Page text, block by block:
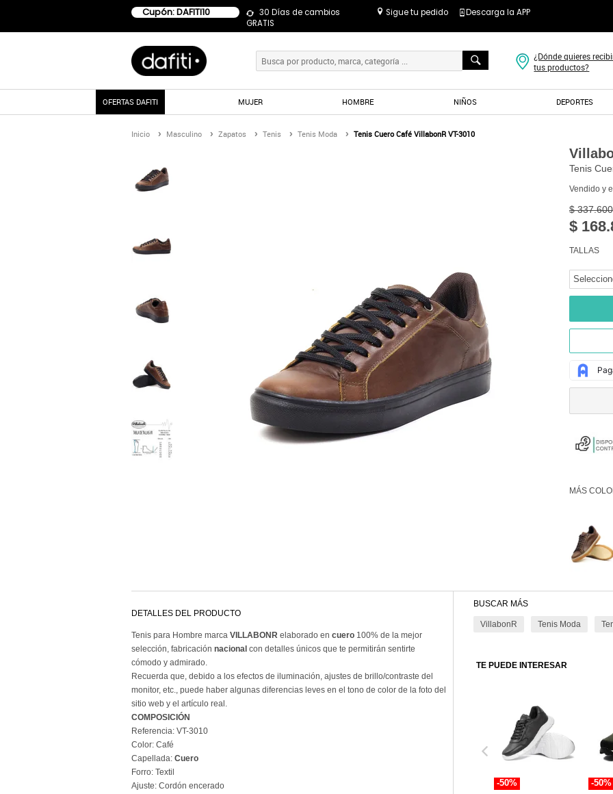
Cupón: DAFITI10
30 Días de cambios
GRATIS
Sigue tu pedido Descarga la APP
¿Dónde quieres
tus productos?
OFERTAS DAFITI MUJER HOMBRE NIÑOS DEPORTES
Inicio Masculino Zapatos Tenis Tenis Moda Tenis Cuero Café VillabonR VT-3010
Tenis
Vendido y
$ 337.600
$
TALLAS
MÁS
DETALLES DEL PRODUCTO
Tenis para Hombre marca VILLABONR elaborado en cuero 100% de la mejor
selección, fabricación nacional con detalles únicos que te permitirán sentirte
cómodo y admirado.
Recuerda que, debido a los efectos de iluminación, ajustes de brillo/contraste del
monitor, etc., puede haber algunas diferencias leves en el tono de color de la foto del
sitio web y el artículo real.
COMPOSICIÓN
Referencia: VT-3010
Color: Café
Capellada: Cuero
Forro: Textil
Ajuste: Cordón encerado
BUSCAR MÁS
VillabonR Tenis Moda
TE PUEDE INTERESAR
-50% -50%